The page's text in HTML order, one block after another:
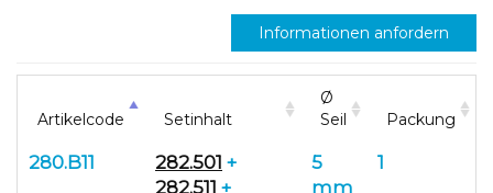
Informationen anfordern
Artikelcode Setinhalt
Ø
Seil
Packung
280.B11 282.501 +
282.511 +
5
mm
1